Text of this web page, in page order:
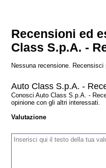
Recensioni ed
Class S.p.A. -
Nessuna recensione. Recensisci
Auto Class S.p.A. -
Conosci Auto Class S.p.A. -
opinione con gli altri interessati.
Valutazione